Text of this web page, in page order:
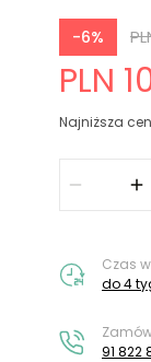
Zapomniałeś
-6%
PLN
Najniższa
Czas
do 4
91 822